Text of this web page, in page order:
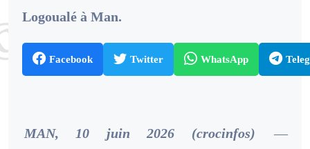
Logoualé à Man.
Facebook Twitter WhatsApp
MAN, 10 juin 2026 (crocinfos)
—